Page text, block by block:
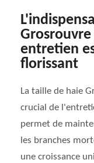
Grosrouvre
entretien
florissant
La taille de haie
crucial de
permet de
les branches
une croissance